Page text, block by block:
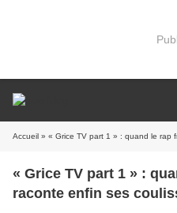
Accueil » « Grice TV part 1 » : quand le rap
« Grice TV part 1 » :
raconte enfin ses